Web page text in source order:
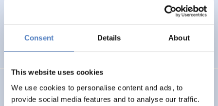
Consent Details About
This website uses cookies
We use cookies to personalise content and ads, to
provide social media features and to analyse our traffic.
Telekommunikation – Information – Medien: TIM
Telematikanwendungen in KMU (Klein- und
Mittelbetrieben)